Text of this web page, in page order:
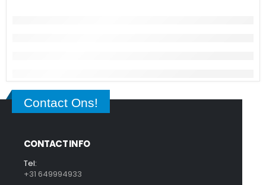
Contact Ons!
CONTACT INFO
Tel:
+31 649994933